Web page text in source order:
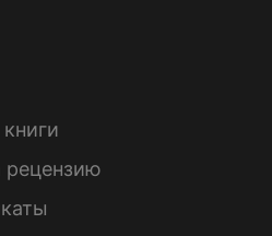
рецензию